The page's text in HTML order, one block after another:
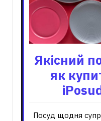
Якісний
як
Посуд щодня